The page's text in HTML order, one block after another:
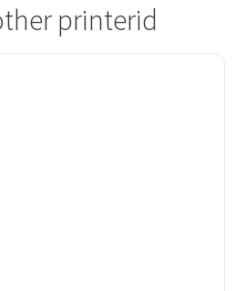
printerid